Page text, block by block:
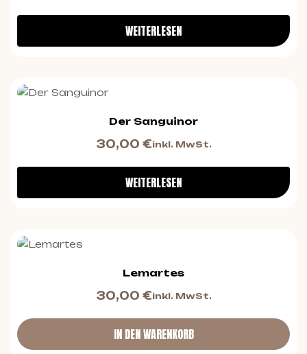
WEITERLESEN
Der Sanguinor
30,00 €inkl. MwSt.
WEITERLESEN
Lemartes
30,00 €inkl. MwSt.
IN DEN WARENKORB